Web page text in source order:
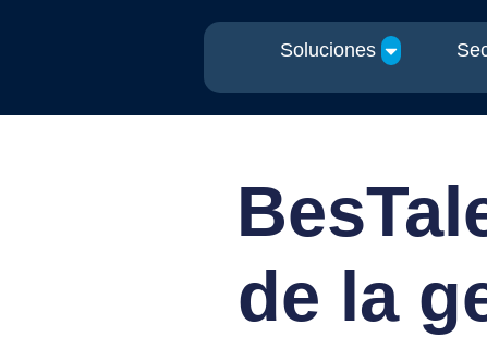
Soluciones
de la